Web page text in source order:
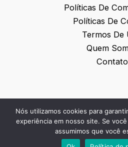
Políticas De
Políticas De
Termos De
Quem
Contato
© 2026 Inovação
Nós utilizamos cookies para
experiência em nosso site. Se
assumimos que você